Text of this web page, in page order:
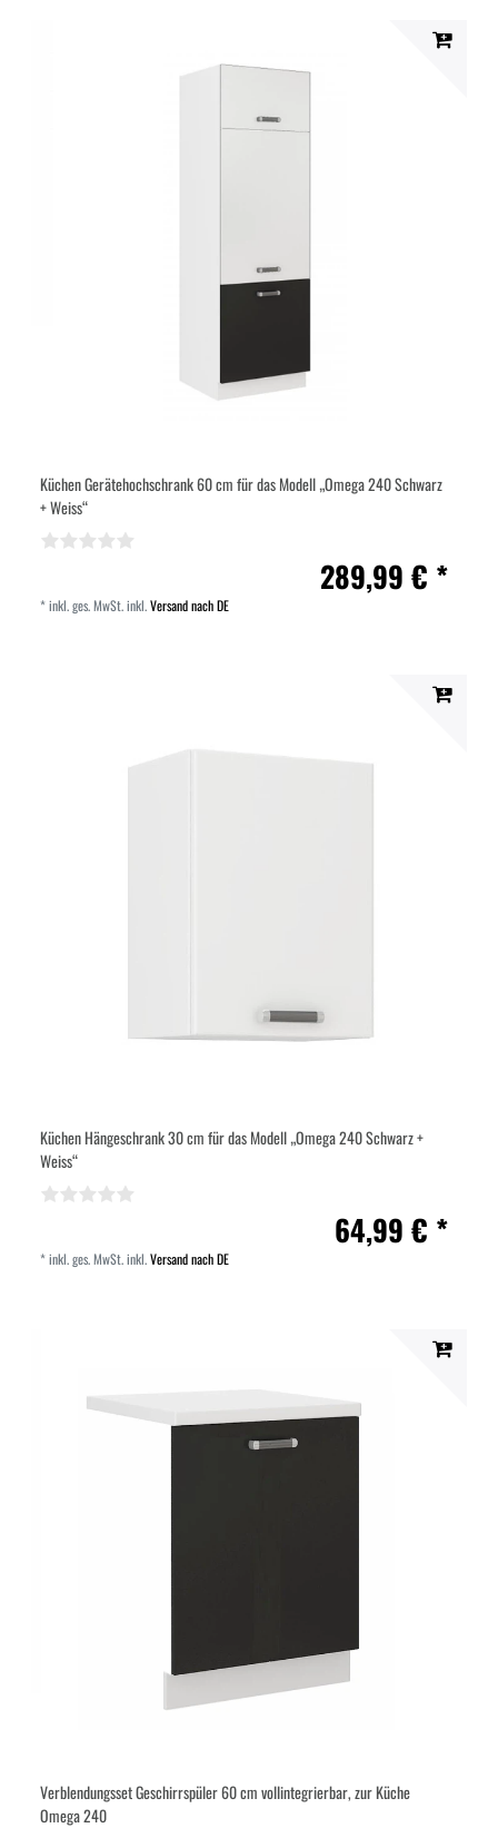
Küchen Gerätehochschrank 60 cm für das Modell „Omega 240 Schwarz
+ Weiss“
289,99 € *
*inkl. ges. MwSt.inkl.Versand nach DE
Küchen Hängeschrank 30 cm für das Modell „Omega 240 Schwarz +
Weiss“
64,99 € *
*inkl. ges. MwSt.inkl.Versand nach DE
Verblendungsset Geschirrspüler 60 cm vollintegrierbar, zur Küche
Omega 240